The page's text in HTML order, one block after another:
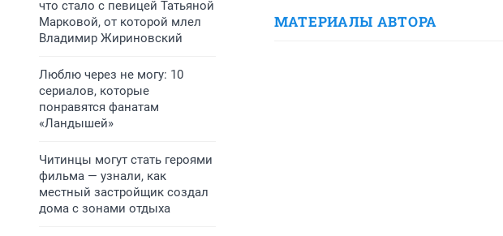
что стало с певицей Татьяной
Марковой, от которой млел
Владимир Жириновский
Люблю через не могу: 10
сериалов, которые
понравятся фанатам
«Ландышей»
Читинцы могут стать героями
фильма — узнали, как
местный застройщик создал
дома с зонами отдыха
МАТЕРИАЛЫ АВТОРА